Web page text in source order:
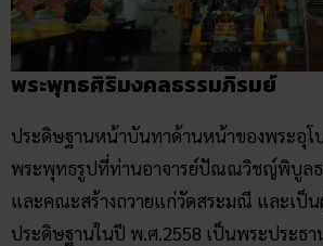
พระพุทธศิริมงคลธรรมภิรมย์
ประดิษฐานหน้าบันทาด้านหน้าของพระอุ
พระพุทธรูปที่ท่านอาจารย์ปัณณวิชญ์พิบูลธ
และคณะสร้างถวายแก่วัดสระมณี และเป็
ประดิษฐานในปี พ.ศ.2558 เป็นพระประธ